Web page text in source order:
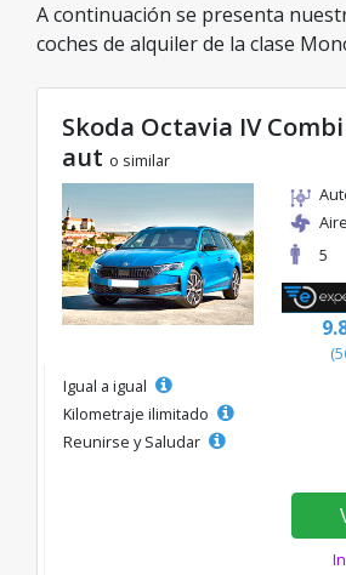
A continuación se presenta
coches de alquiler de la clase
puedes elegir el modelo ideal de
seleccionada, con tarifas
20€/día.
Skoda Octavia IV
aut o similar
5
Igual a igual
Kilometraje ilimitado
Reunirse y Saludar